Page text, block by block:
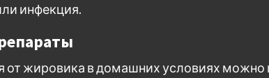
инфекция.
от жировика в домашних условиях можно